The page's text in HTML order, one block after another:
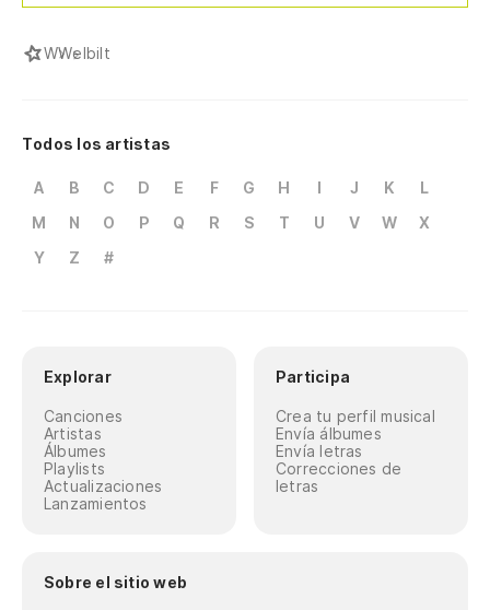
WWelbilt
Todos los artistas
A B C D E F G H I J K
L
M
N O P Q R S T U V W
X
Y
Z #
Explorar
Canciones
Artistas
Álbumes
Playlists
Actualizaciones
Lanzamientos
Participa
Crea tu perfil musical
Envía álbumes
Envía letras
Correcciones de
letras
Sobre el sitio web